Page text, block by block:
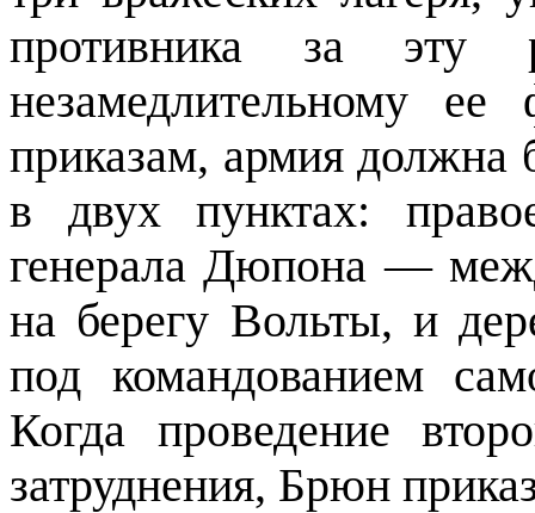
противника за
незамедлительному
приказам, армия должна
в двух пунктах:
генерала Дюпона —
на берегу Вольты, и
под командованием
Когда проведение
затруднения, Брюн